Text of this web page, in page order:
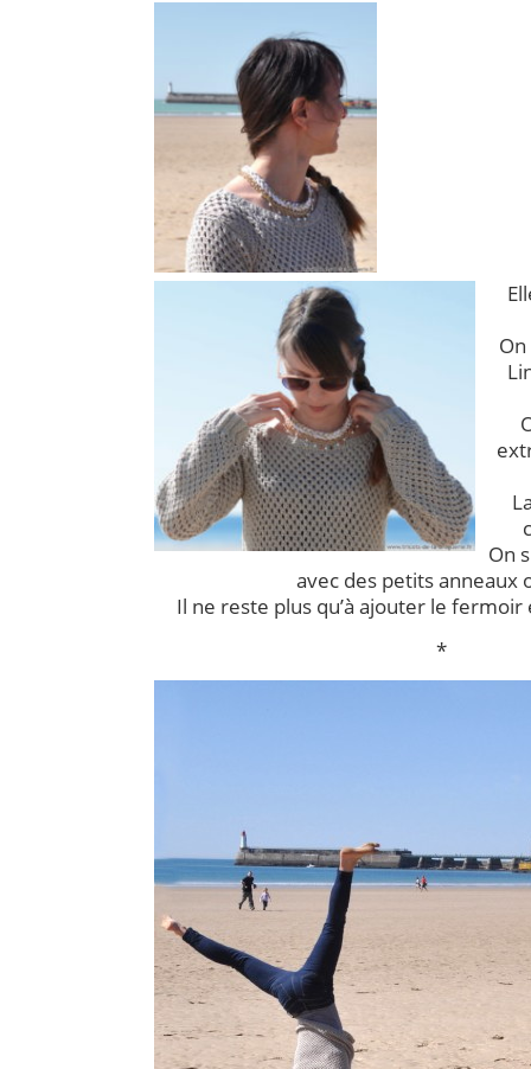
On
avec des petits anneaux
Il ne reste plus qu’à ajouter le
*